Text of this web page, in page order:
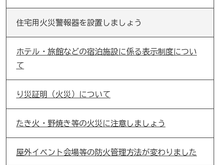
住宅用火災警報器を設置しましょう
ホテル・旅館などの宿泊施設に係る表示制度につい
て
り災証明（火災）について
たき火・野焼き等の火災に注意しましょう
屋外イベント会場等の防火管理方法が変わりました